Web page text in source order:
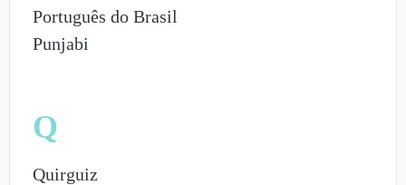
Português do Brasil
Punjabi
Q
Quirguiz